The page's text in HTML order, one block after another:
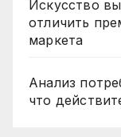
Искусство
отличить
маркета
Анализ
что